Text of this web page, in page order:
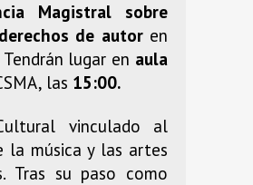
Magistral sobre
de autor en
Tendrán lugar en aula
las 15:00.
vinculado al
la música y las artes
Tras su paso como